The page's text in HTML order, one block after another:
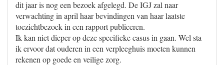
dit jaar is nog een bezoek afgelegd. De IGJ zal naar
verwachting in april haar bevindingen van haar laatste
toezichtbezoek in een rapport publiceren.
Ik kan niet dieper op deze specifieke casus in gaan. Wel sta
ik ervoor dat ouderen in een verpleeghuis moeten kunnen
rekenen op goede en veilige zorg.